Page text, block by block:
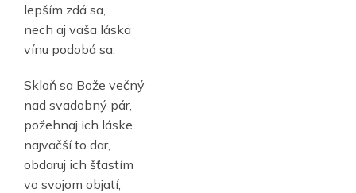
lepším zdá sa,
nech aj vaša láska
vínu podobá sa.
Skloň sa Bože večný
nad svadobný pár,
požehnaj ich láske
najväčší to dar,
obdaruj ich šťastím
vo svojom objatí,